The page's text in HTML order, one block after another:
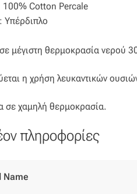
100% Cotton Percale
Υπέρδιπλο
μέγιστη θερμοκρασία νερού
η χρήση λευκαντικών
σε χαμηλή θερμοκρασία.
πληροφορίες
Name